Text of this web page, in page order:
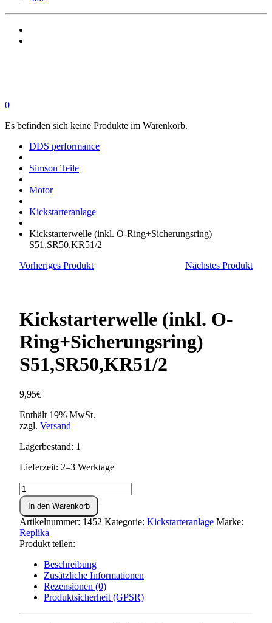
0
Es befinden sich keine Produkte im Warenkorb.
DDS performance
Simson Teile
Motor
Kickstarteranlage
Kickstarterwelle (inkl. O-Ring+Sicherungsring)
S51,SR50,KR51/2
Vorheriges Produkt
Nächstes Produkt
Kickstarterwelle (inkl. O-
Ring+Sicherungsring)
S51,SR50,KR51/2
9,95€
Enthält 19% MwSt.
zzgl. Versand
Lagerbestand: 1
Lieferzeit: 2–3 Werktage
Kickstarterwelle
(inkl.
O-
Ring+Sicherungsring)
S51,SR50,KR51/2
Menge
In den Warenkorb
Artikelnummer: 1452 Kategorie: Kickstarteranlage Marke:
Replika
Produkt teilen:
Beschreibung
Zusätzliche Informationen
Rezensionen (0)
Produktsicherheit (GPSR)